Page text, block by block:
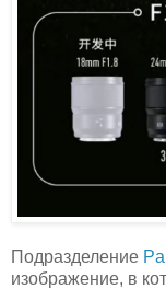
Подразделение
изображение, в